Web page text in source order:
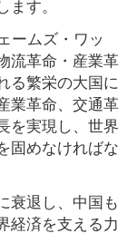
す。
ームズ・ワッ
流革命・産業革
る繁栄の大国に
業革命、交通革
を実現し、世界
固めなければな
衰退し、中国も
経済を支える力